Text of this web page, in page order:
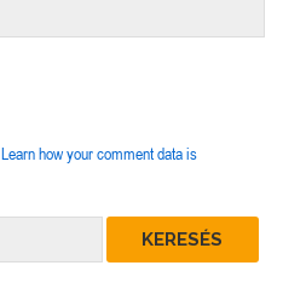
Learn how your comment data is